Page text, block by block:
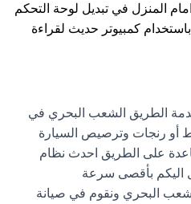
المنزل في تبديل لوحة التحكم
باستخدام كمبيوتر حديث لقراءة
الطريق الشعب البحري في
أو رنجات وترصيص السيارة
على الطريق احدث نظام
البحري ونقوم في صيانة